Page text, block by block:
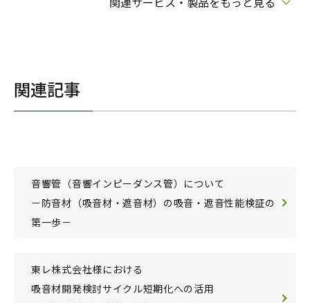
関連記事
音響管（音響インピーダンス管）について
－防音材（吸音材・遮音材）の吸音・遮音性能検証の
第一歩－
東レ株式会社様における
吸音材開発検討サイクル短期化への活用